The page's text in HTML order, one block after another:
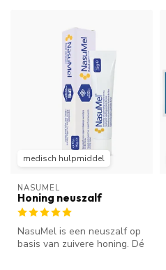
medisch hulpmiddel
NASUMEL
Honing neuszalf
NasuMel is een neuszalf op
basis van zuivere honing. Dé